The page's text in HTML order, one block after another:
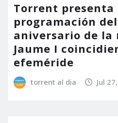
Torrent presenta
programación
aniversario de la
Jaume I
efeméride
torrent al dia Jul